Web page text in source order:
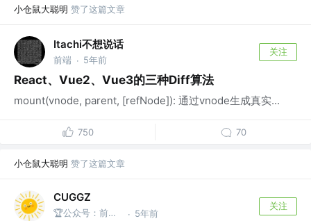
小仓鼠大聪明 赞了这篇文章
Itachi不想说话
前端 · 5年前
关注
React、Vue2、Vue3的三种Diff算法
mount(vnode, parent, [refNode]): 通过vnode生成真实...
750 70
小仓鼠大聪明 赞了这篇文章
CUGGZ
🏆公众号：前端充电宝 · 5年前
关注